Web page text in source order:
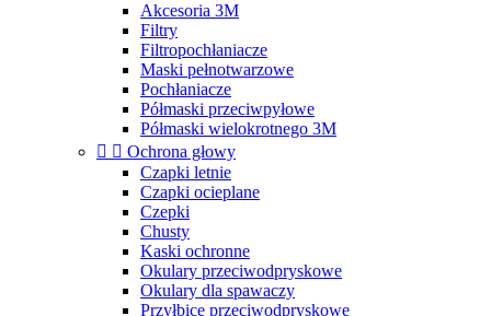
Akcesoria 3M
Filtry
Filtropochłaniacze
Maski pełnotwarzowe
Pochłaniacze
Półmaski przeciwpyłowe
Półmaski wielokrotnego 3M
  Ochrona głowy
Czapki letnie
Czapki ocieplane
Czepki
Chusty
Kaski ochronne
Okulary przeciwodpryskowe
Okulary dla spawaczy
Przyłbice przeciwodpryskowe